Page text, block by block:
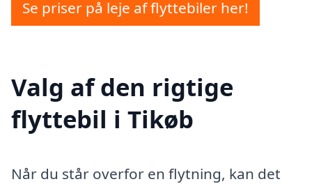
Se priser på leje af flyttebiler her!
Valg af den rigtige
flyttebil i Tikøb
Når du står overfor en flytning, kan det